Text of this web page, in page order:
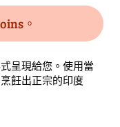
。
呈現給您。使用當
飪出正宗的印度